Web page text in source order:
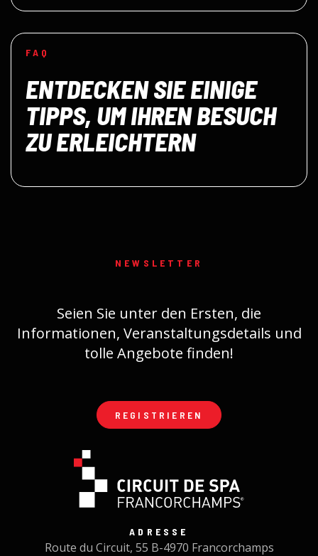
FAQ
ENTDECKEN SIE EINIGE
TIPPS, UM IHREN BESUCH
ZU ERLEICHTERN
NEWSLETTER
Seien Sie unter den Ersten, die
Informationen, Veranstaltungsdetails und
tolle Angebote finden!
REGISTRIEREN
ADRESSE
Route du Circuit, 55 B-4970 Francorchamps